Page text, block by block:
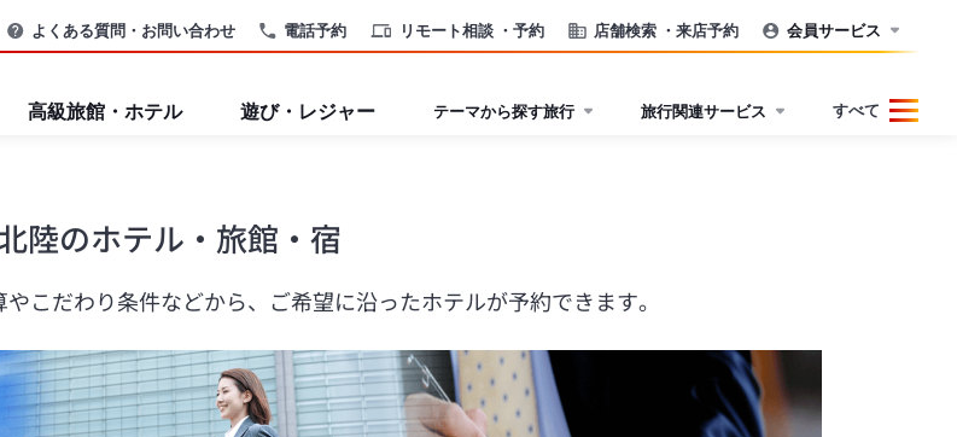
電話予約 リモート相談 ・予約 店舗検索 ・来店予約
よくある質問・お問い合わせ 会員サービス
高級旅館・ホテル 遊び・レジャー テーマから探す旅行 旅行関連サービス すべて
陸のホテル・旅館・宿
こだわり条件などから、ご希望に沿ったホテルが予約できます。